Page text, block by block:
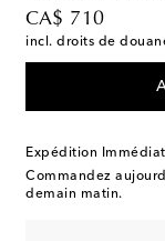
CA$ 710
original price
incl. droits de
Expédition
Commandez
demain matin.